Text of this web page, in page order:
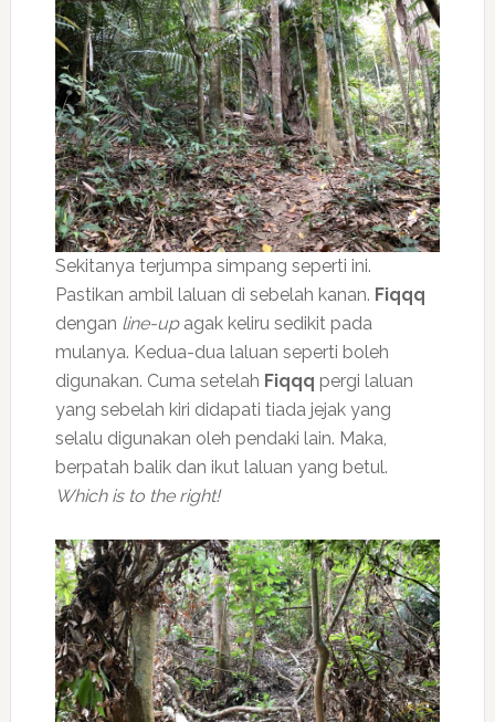
Sekitanya terjumpa simpang seperti ini.
Pastikan ambil laluan di sebelah kanan. Fiqqq
dengan line-upagak keliru sedikit pada
mulanya. Kedua-dua laluan seperti boleh
digunakan. Cuma setelah Fiqqq pergi laluan
yang sebelah kiri didapati tiada jejak yang
selalu digunakan oleh pendaki lain. Maka,
berpatah balik dan ikut laluan yang betul.
Which is to the right!